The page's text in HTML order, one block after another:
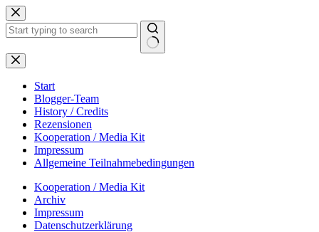
Zum
Inhalt
springen
Start
Blogger-Team
History / Credits
Rezensionen
Kooperation / Media Kit
Impressum
Allgemeine Teilnahmebedingungen
Kooperation / Media Kit
Archiv
Impressum
Datenschutzerklärung